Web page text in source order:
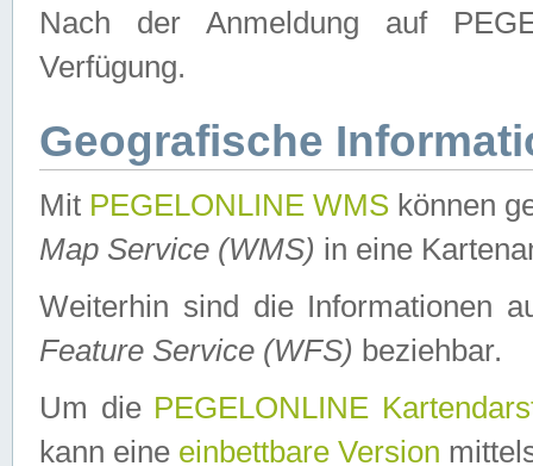
Nach der Anmeldung auf
Verfügung.
Geografische
Mit PEGELONLINE WMS können
Map Service (WMS) in eine
Weiterhin sind die Informationen
Feature Service (WFS) beziehbar.
Um die PEGELONLINE
kann eine einbettbare Version